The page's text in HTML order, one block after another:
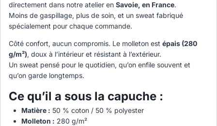
directement dans notre atelier en Savoie, en France.
Moins de gaspillage, plus de soin, et un sweat fabriqué
spécialement pour chaque commande.
Côté confort, aucun compromis. Le molleton est épais (280
g/m²), doux à l’intérieur et résistant à l’extérieur.
Un sweat pensé pour le quotidien, qu’on enfile souvent et
qu’on garde longtemps.
Ce qu’il a sous la capuche :
Matière : 50 % coton / 50 % polyester
Molleton : 280 g/m²